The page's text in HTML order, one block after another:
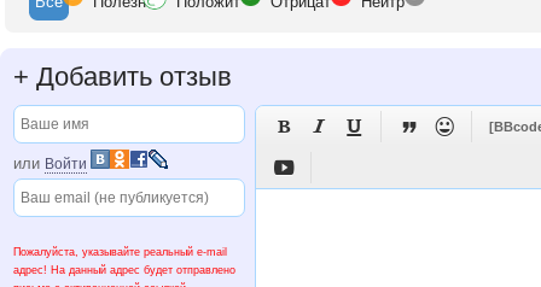
+ Добавить отзыв
или Войти
Пожалуйста, указывайте реальный e-mail
адрес! На данный адрес будет отправлено
   

